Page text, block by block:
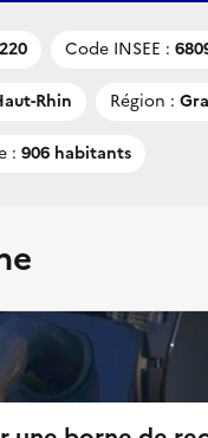
Code INSEE :
Rhin Région :
: 906 habitants